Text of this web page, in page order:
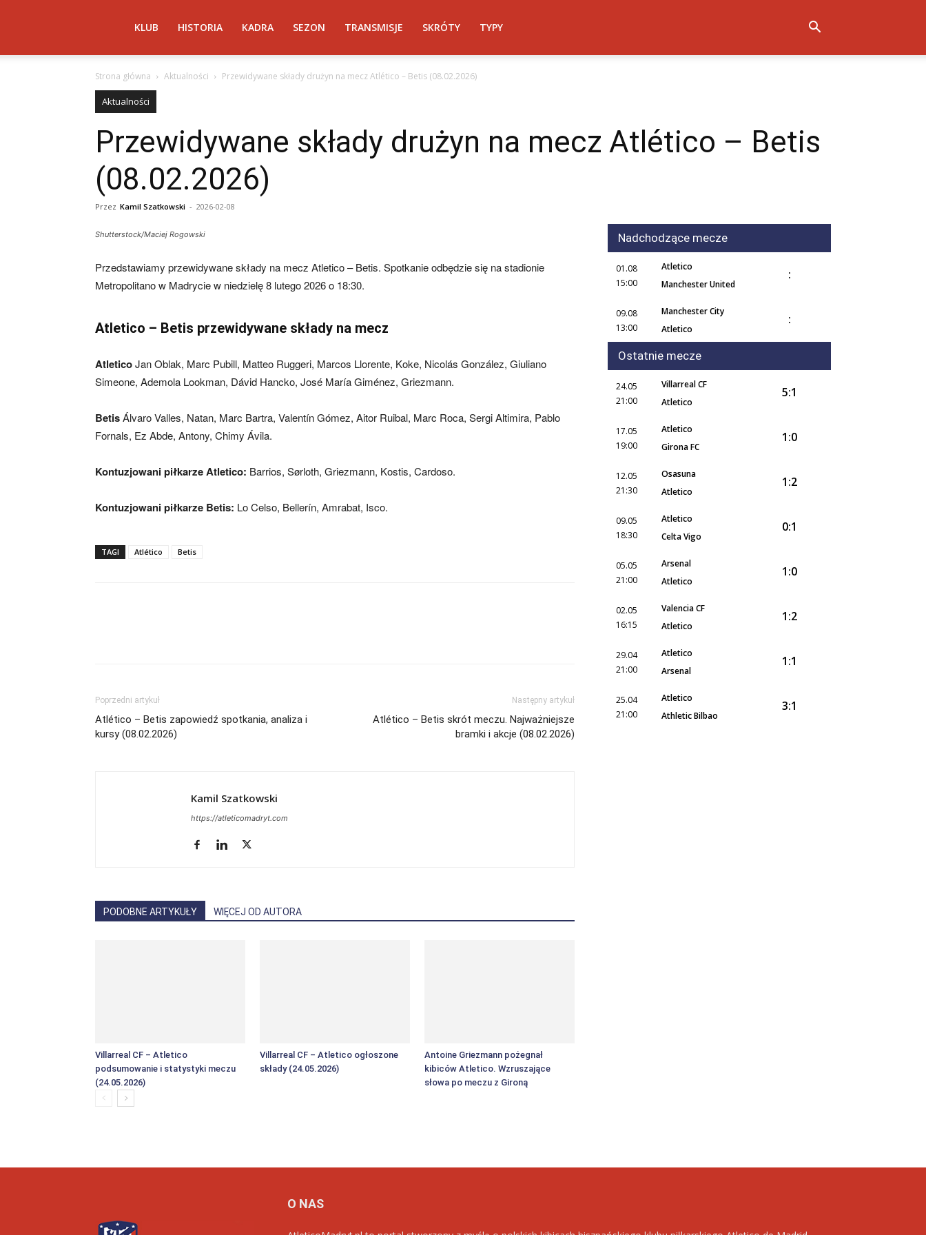
Madryt
AtleticoMadryt.pl
KLUB HISTORIA KADRA SEZON TRANSMISJE SKRÓTY TYPY
Strona główna Aktualności Przewidywane składy drużyn na mecz Atlético – Betis (08.02.2026)
Aktualności
Przewidywane składy drużyn na mecz Atlético – Betis
(08.02.2026)
Przez Kamil Szatkowski - 2026-02-08
Shutterstock/Maciej Rogowski
Przedstawiamy przewidywane składy na mecz Atletico – Betis. Spotkanie odbędzie się na stadionie
Metropolitano w Madrycie w niedzielę 8 lutego 2026 o 18:30.
Atletico – Betis przewidywane składy na mecz
AtleticoJan Oblak, Marc Pubill, Matteo Ruggeri, Marcos Llorente, Koke, Nicolás González, Giuliano
Simeone, Ademola Lookman, Dávid Hancko, José María Giménez, Griezmann.
BetisÁlvaro Valles, Natan, Marc Bartra, Valentín Gómez, Aitor Ruibal, Marc Roca, Sergi Altimira, Pablo
Fornals, Ez Abde, Antony, Chimy Ávila.
Kontuzjowani piłkarze Atletico: Barrios, Sørloth, Griezmann, Kostis, Cardoso.
Kontuzjowani piłkarze Betis: Lo Celso, Bellerín, Amrabat, Isco.
TAGI Atlético Betis
Poprzedni artykuł
Atlético – Betis zapowiedź spotkania, analiza i
kursy (08.02.2026)
Następny artykuł
Atlético – Betis skrót meczu. Najważniejsze
bramki i akcje (08.02.2026)
Kamil Szatkowski
https://atleticomadryt.com
PODOBNE ARTYKUŁY WIĘCEJ OD AUTORA
Villarreal CF – Atletico
podsumowanie i statystyki meczu
(24.05.2026)
Villarreal CF – Atletico ogłoszone
składy (24.05.2026)
Antoine Griezmann pożegnał
kibiców Atletico. Wzruszające
słowa po meczu z Gironą
Nadchodzące mecze
01.08
15:00
Atletico
Manchester United
:
09.08
13:00
Manchester City
Atletico
:
Ostatnie mecze
24.05
21:00
Villarreal CF
Atletico
5:1
17.05
19:00
Atletico
Girona FC
1:0
12.05
21:30
Osasuna
Atletico
1:2
09.05
18:30
Atletico
Celta Vigo
0:1
05.05
21:00
Arsenal
Atletico
1:0
02.05
16:15
Valencia CF
Atletico
1:2
29.04
21:00
Atletico
Arsenal
1:1
25.04
21:00
Atletico
Athletic Bilbao
3:1
O NAS